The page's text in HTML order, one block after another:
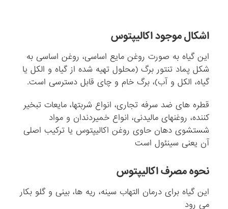
اشکال موجود اکالیپتوس
این گیاه به صورت روغن مایع اساسی، روغن اساسی به
شکل پماد تنتور برگ (محلول تهیه شده از گیاه و الکل یا
گیاه، الکل و آب)، برگ خام و چای قابل دسترسی است.
قطره های ضد سرفه تجاری، انواع شربتها، مایعات تبخیر
کننده، روغنهای مالیدنی، انواع خمیردندان و مواد
شستشوی دهان حاوی روغن اکالیپتوس یا ترکیب اصلی
آن یعنی سینئول است
نحوه مصرف اکالیپتوس
این گیاه برای درمان التهاب سینه، ریه ها، بینی و گلو بکار
می رود